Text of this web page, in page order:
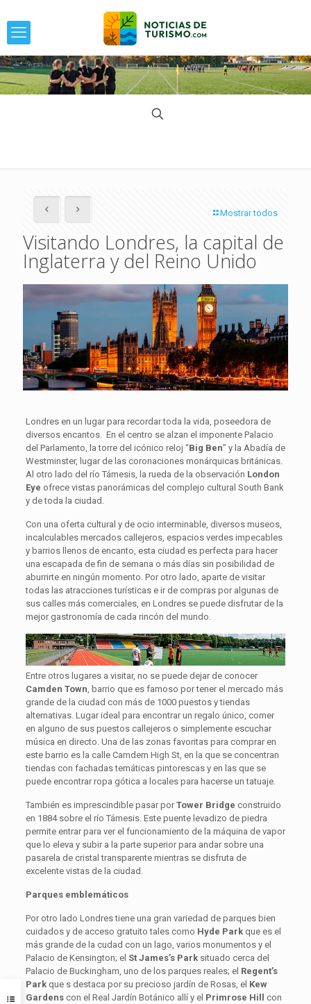
Mostrar todos
Visitando Londres, la capital de
Inglaterra y del Reino Unido
Londres en un lugar para recordar toda la vida, poseedora de
diversos encantos. En el centro se alzan el imponente Palacio
del Parlamento, la torre del icónico reloj “Big Ben” y la Abadía de
Westminster, lugar de las coronaciones monárquicas británicas.
Al otro lado del río Támesis, la rueda de la observación London
Eye ofrece vistas panorámicas del complejo cultural South Bank
y de toda la ciudad.
Con una oferta cultural y de ocio interminable, diversos museos,
incalculables mercados callejeros, espacios verdes impecables
y barrios llenos de encanto, esta ciudad es perfecta para hacer
una escapada de fin de semana o más días sin posibilidad de
aburrirte en ningún momento. Por otro lado, aparte de visitar
todas las atracciones turísticas e ir de compras por algunas de
sus calles más comerciales, en Londres se puede disfrutar de la
mejor gastronomía de cada rincón del mundo.
Entre otros lugares a visitar, no se puede dejar de conocer
Camden Town, barrio que es famoso por tener el mercado más
grande de la ciudad con más de 1000 puestos y tiendas
alternativas. Lugar ideal para encontrar un regalo único, comer
en alguno de sus puestos callejeros o simplemente escuchar
música en directo. Una de las zonas favoritas para comprar en
este barrio es la calle Camdem High St, en la que se concentran
tiendas con fachadas temáticas pintorescas y en las que se
puede encontrar ropa gótica a locales para hacerse un tatuaje.
También es imprescindible pasar porTower Bridge construido
en 1884 sobre el río Támesis. Este puente levadizo de piedra
permite entrar para ver el funcionamiento de la máquina de vapor
que lo eleva y subir a la parte superior para andar sobre una
pasarela de cristal transparente mientras se disfruta de
excelente vistas de la ciudad.
Parques emblemáticos
Por otro lado Londres tiene una gran variedad de parques bien
cuidados y de acceso gratuito tales como Hyde Parkque es el
más grande de la cudad con un lago, varios monumentos y el
Palacio de Kensington; el St James’s Parksituado cerca del
Palacio de Buckingham, uno de los parques reales; el Regent’s
Parkque s destaca por su precioso jardín de Rosas, el Kew
Gardenscon el Real Jardín Botánico allí y el Primrose Hill
con